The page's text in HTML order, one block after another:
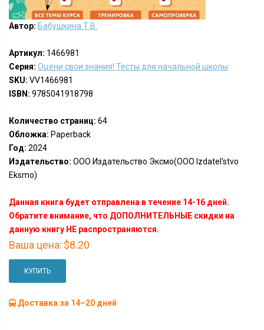
Автор: Бабушкина Т.В.
Артикул: 1466981
Серия: Оцени свои знания! Тесты для начальной школы
SKU: VV1466981
ISBN: 9785041918798
Количество страниц: 64
Обложка: Paperback
Год: 2024
Издательство: ООО Издательство Эксмо(OOO Izdatel'stvo
Eksmo)
Данная книга будет отправлена в течение 14-16 дней.
Обратите внимание, что ДОПОЛНИТЕЛЬНЫЕ скидки на
данную книгу НЕ распространяются.
Ваша цена: $8.20
КУПИТЬ
Доставка за 14–20 дней